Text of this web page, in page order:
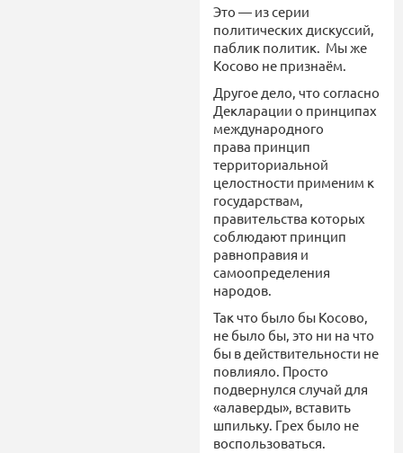
Это — из серии
политических дискуссий,
паблик политик. Мы же
Косово не признаём.
Другое дело, что согласно
Декларации о принципах
международного
права принцип
территориальной
целостности применим к
государствам,
правительства которых
соблюдают принцип
равноправия и
самоопределения
народов.
Так что было бы Косово,
не было бы, это ни на что
бы в действительности не
повлияло. Просто
подвернулся случай для
«алаверды», вставить
шпильку. Грех было не
воспользоваться.